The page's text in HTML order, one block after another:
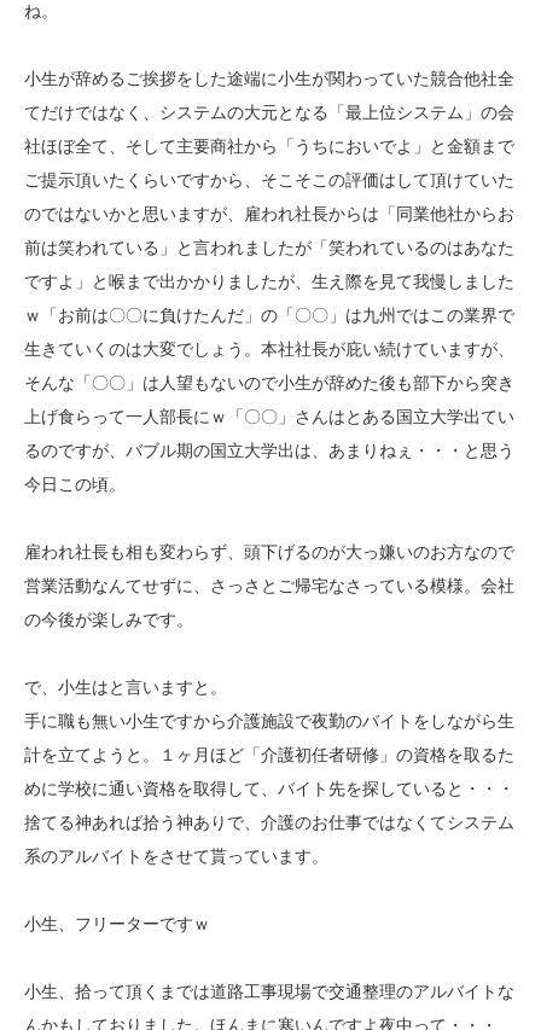
ね。
小生が辞めるご挨拶をした途端に小生が関わっていた競合他社全
てだけではなく、システムの大元となる「最上位システム」の会
社ほぼ全て、そして主要商社から「うちにおいでよ」と金額まで
ご提示頂いたくらいですから、そこそこの評価はして頂けていた
のではないかと思いますが、雇われ社長からは「同業他社からお
前は笑われている」と言われましたが「笑われているのはあなた
ですよ」と喉まで出かかりましたが、生え際を見て我慢しました
ｗ「お前は〇〇に負けたんだ」の「〇〇」は九州ではこの業界で
生きていくのは大変でしょう。本社社長が庇い続けていますが、
そんな「〇〇」は人望もないので小生が辞めた後も部下から突き
上げ食らって一人部長にｗ「〇〇」さんはとある国立大学出てい
るのですが、バブル期の国立大学出は、あまりねぇ・・・と思う
今日この頃。
雇われ社長も相も変わらず、頭下げるのが大っ嫌いのお方なので
営業活動なんてせずに、さっさとご帰宅なさっている模様。会社
の今後が楽しみです。
で、小生はと言いますと。
手に職も無い小生ですから介護施設で夜勤のバイトをしながら生
計を立てようと。１ヶ月ほど「介護初任者研修」の資格を取るた
めに学校に通い資格を取得して、バイト先を探していると・・・
捨てる神あれば拾う神ありで、介護のお仕事ではなくてシステム
系のアルバイトをさせて貰っています。
小生、フリーターですｗ
小生、拾って頂くまでは道路工事現場で交通整理のアルバイトな
んかもしておりました。ほんまに寒いんですよ夜中って・・・